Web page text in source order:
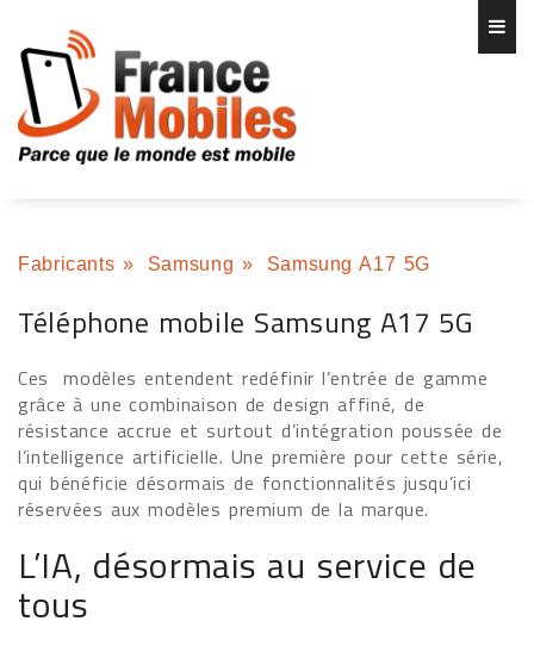
Fabricants » Samsung » Samsung A17 5G
Téléphone mobile Samsung A17 5G
Ces modèles entendent redéfinir l’entrée de gamme
grâce à une combinaison de design affiné, de
résistance accrue et surtout d’intégration poussée de
l’intelligence artificielle. Une première pour cette série,
qui bénéficie désormais de fonctionnalités jusqu’ici
réservées aux modèles premium de la marque.
L’IA, désormais au service de
tous